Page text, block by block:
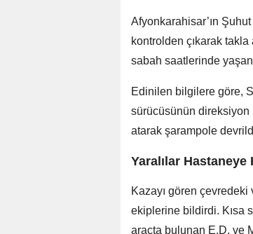
Afyonkarahisar’ın
kontrolden çıkarak takla
sabah saatlerinde
Edinilen bilgilere göre,
sürücüsünün direksiyon
atarak şarampole
Yaralılar Hastaneye
Kazayı gören
ekiplerine bildirdi. Kısa
araçta bulunan E.D. ve